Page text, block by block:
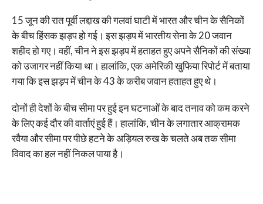
15 जून की रात पूर्वी लद्दाख की गलवां घाटी में भारत और चीन के सैनिकों
के बीच हिंसक झड़प हो गई। इस झड़प में भारतीय सेना के 20 जवान
शहीद हो गए। वहीं, चीन ने इस झड़प में हताहत हुए अपने सैनिकों की संख्या
को उजागर नहीं किया था। हालांकि, एक अमेरिकी खुफिया रिपोर्ट में बताया
गया कि इस झड़प में चीन के 43 के करीब जवान हताहत हुए थे।
दोनों ही देशों के बीच सीमा पर हुई इन घटनाओं के बाद तनाव को कम करने
के लिए कई दौर की वार्ताएं हुई हैं। हालांकि, चीन के लगातार आक्रामक
रवैया और सीमा पर पीछे हटने के अड़ियल रुख के चलते अब तक सीमा
विवाद का हल नहीं निकल पाया है।